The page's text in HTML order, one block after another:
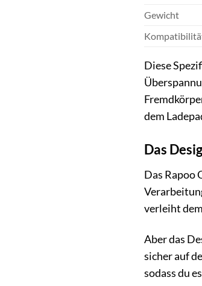
Gewicht
Diese
dem
Das
Das Rapoo
verleiht
Aber das
sicher auf
sodass du